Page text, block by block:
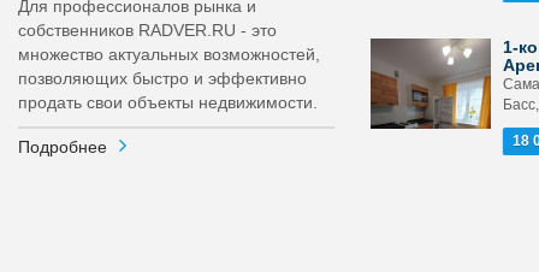
Для профессионалов рынка и
собственников RADVER.RU - это
множество актуальных возможностей,
позволяющих быстро и эффективно
продать свои объекты недвижимости.
Подробнее
1-
18